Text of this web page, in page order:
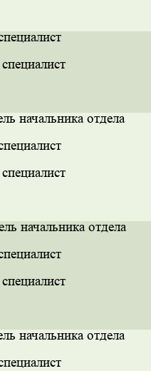
начальника отдела
начальника отдела
начальника отдела